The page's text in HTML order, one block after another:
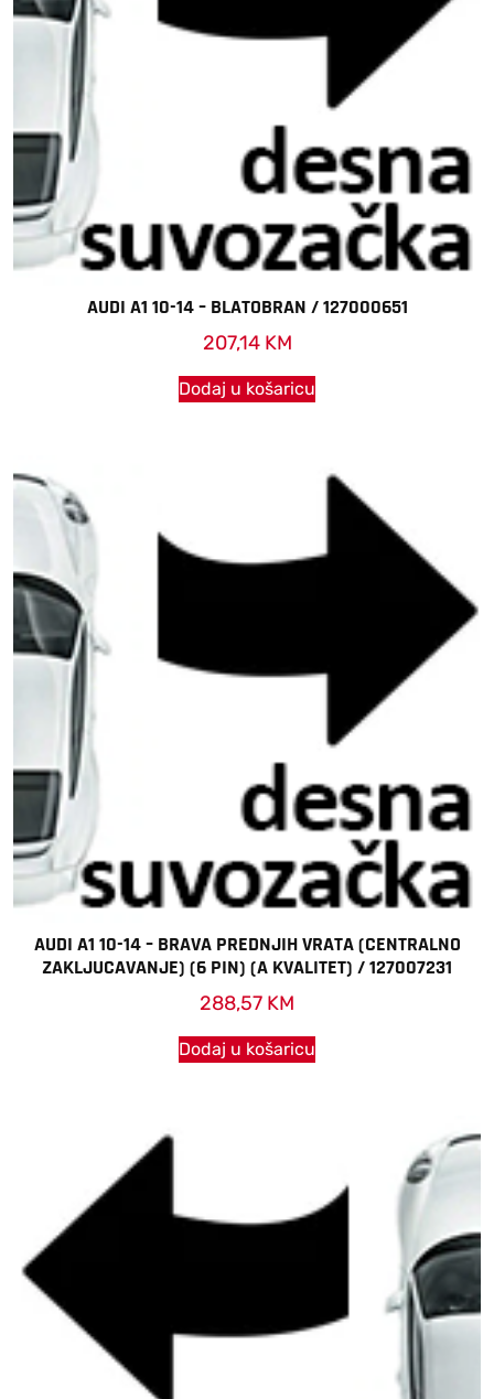
AUDI A1 10-14 – BLATOBRAN / 127000651
207,14 KM
Dodaj u košaricu
AUDI A1 10-14 – BRAVA PREDNJIH VRATA (CENTRALNO
ZAKLJUCAVANJE) (6 PIN) (A KVALITET) / 127007231
288,57 KM
Dodaj u košaricu